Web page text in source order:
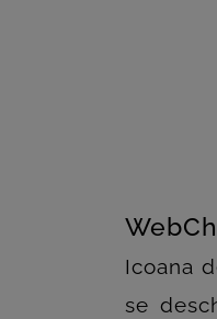
Icoana
se